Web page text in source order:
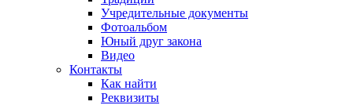
Учредительные документы
Фотоальбом
Юный друг закона
Видео
Контакты
Как найти
Реквизиты